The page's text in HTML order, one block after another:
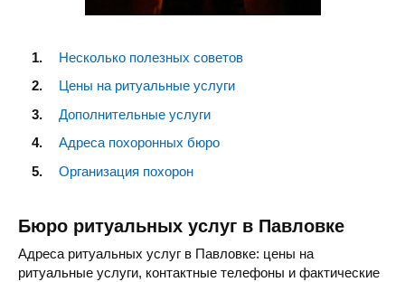
Несколько полезных советов
Цены на ритуальные услуги
Дополнительные услуги
Адреса похоронных бюро
Организация похорон
Бюро ритуальных услуг в Павловке
Адреса ритуальных услуг в Павловке: цены на
ритуальные услуги, контактные телефоны и фактические